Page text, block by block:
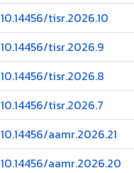
10.14456/tisr.2026.10
10.14456/tisr.2026.9
10.14456/tisr.2026.8
10.14456/tisr.2026.7
10.14456/aamr.2026.21
10.14456/aamr.2026.20